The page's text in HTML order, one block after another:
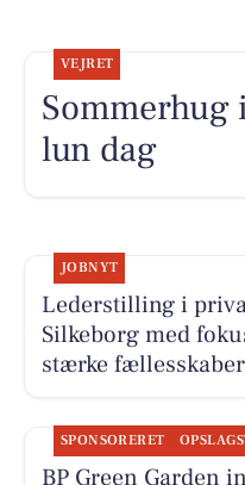
VEJRET
Sommerhug
lun dag
JOBNYT
Lederstilling i
Silkeborg med
stærke fællesskaber
SPONSORERET
BP Green Garden